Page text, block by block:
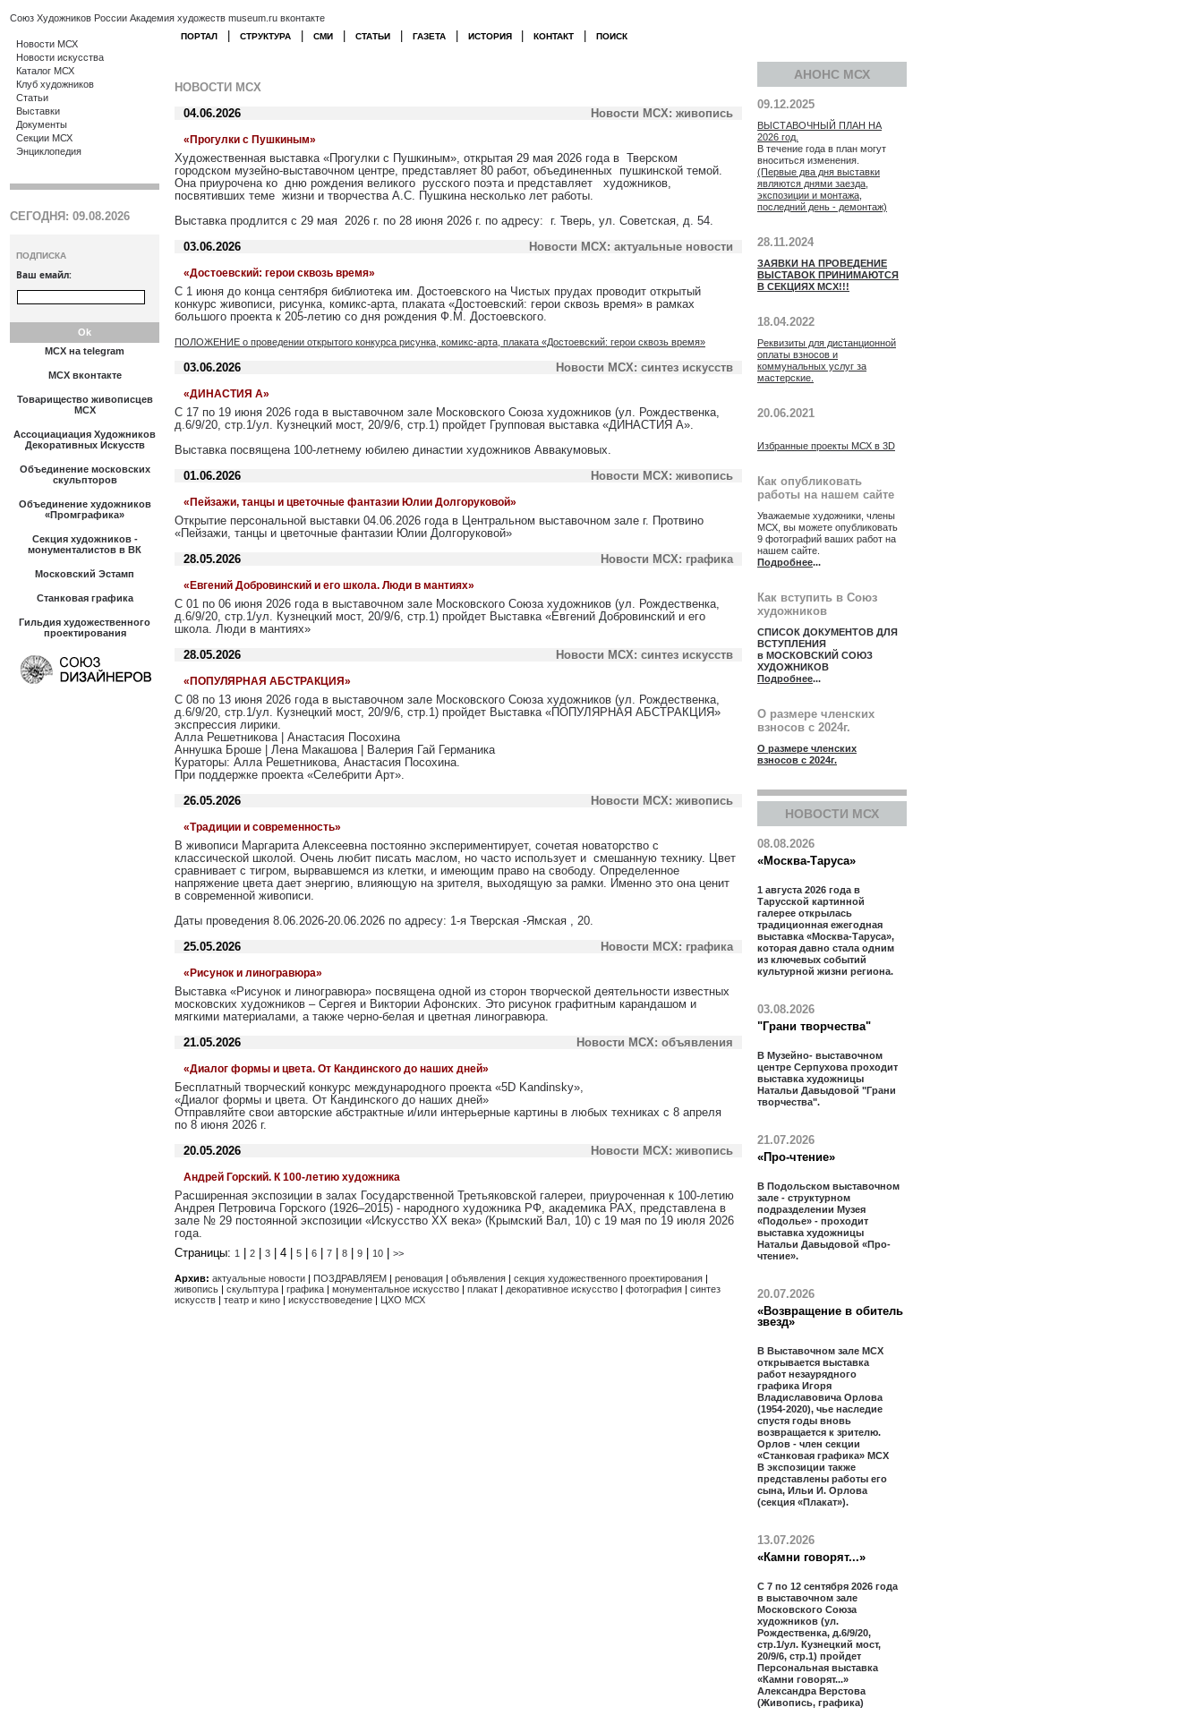
Союз Художников России Академия художеств museum.ru вконтакте
Новости МСХ
Новости искусства
Каталог МСХ
Клуб художников
Статьи
Выставки
Документы
Секции МСХ
Энциклопедия
СЕГОДНЯ: 09.08.2026
ПОДПИСКА
Ваш емайл:
МСХ на telegram
МСХ вконтакте
Товарищество живописцев
МСХ
Ассоциациация Художников
Декоративных Искусств
Объединение московских
скульпторов
Объединение художников
«Промграфика»
Секция художников -
монументалистов в ВК
Московский Эстамп
Станковая графика
Гильдия художественного
проектирования
ПОРТАЛ СТРУКТУРА СМИ СТАТЬИ ГАЗЕТА ИСТОРИЯ КОНТАКТ ПОИСК
НОВОСТИ МСХ
04.06.2026
Новости МСХ: живопись
«Прогулки с Пушкиным»
Художественная выставка «Прогулки с Пушкиным», открытая 29 мая 2026 года в Тверском
городском музейно-выставочном центре, представляет 80 работ, объединенных пушкинской темой.
Она приурочена ко дню рождения великого русского поэта и представляет художников,
посвятивших теме жизни и творчества А.С. Пушкина несколько лет работы.
Выставка продлится с 29 мая 2026 г. по 28 июня 2026 г. по адресу: г. Тверь, ул. Советская, д. 54.
03.06.2026
Новости МСХ: актуальные новости
«Достоевский: герои сквозь время»
С 1 июня до конца сентября библиотека им. Достоевского на Чистых прудах проводит открытый
конкурс живописи, рисунка, комикс-арта, плаката «Достоевский: герои сквозь время» в рамках
большого проекта к 205-летию со дня рождения Ф.М. Достоевского.
ПОЛОЖЕНИЕ о проведении открытого конкурса рисунка, комикс-арта, плаката «Достоевский: герои сквозь время»
03.06.2026 Новости МСХ: синтез искусств
«ДИНАСТИЯ А»
С 17 по 19 июня 2026 года в выставочном зале Московского Союза художников (ул. Рождественка,
д.6/9/20, стр.1/ул. Кузнецкий мост, 20/9/6, стр.1) пройдет Групповая выставка «ДИНАСТИЯ А».
Выставка посвящена 100-летнему юбилею династии художников Аввакумовых.
01.06.2026
Новости МСХ: живопись
«Пейзажи, танцы и цветочные фантазии Юлии Долгоруковой»
Открытие персональной выставки 04.06.2026 года в Центральном выставочном зале г. Протвино
«Пейзажи, танцы и цветочные фантазии Юлии Долгоруковой»
28.05.2026
Новости МСХ: графика
«Евгений Добровинский и его школа. Люди в мантиях»
С 01 по 06 июня 2026 года в выставочном зале Московского Союза художников (ул. Рождественка,
д.6/9/20, стр.1/ул. Кузнецкий мост, 20/9/6, стр.1) пройдет Выставка «Евгений Добровинский и его
школа. Люди в мантиях»
28.05.2026
Новости МСХ: синтез искусств
«ПОПУЛЯРНАЯ АБСТРАКЦИЯ»
С 08 по 13 июня 2026 года в выставочном зале Московского Союза художников (ул. Рождественка,
д.6/9/20, стр.1/ул. Кузнецкий мост, 20/9/6, стр.1) пройдет Выставка «ПОПУЛЯРНАЯ АБСТРАКЦИЯ»
экспрессия лирики.
Алла Решетникова | Анастасия Посохина
Аннушка Броше | Лена Макашова | Валерия Гай Германика
Кураторы: Алла Решетникова, Анастасия Посохина.
При поддержке проекта «Селебрити Арт».
26.05.2026
Новости МСХ: живопись
«Традиции и современность»
В живописи Маргарита Алексеевна постоянно экспериментирует, сочетая новаторство с
классической школой. Очень любит писать маслом, но часто использует и смешанную технику. Цвет
сравнивает с тигром, вырвавшемся из клетки, и имеющим право на свободу. Определенное
напряжение цвета дает энергию, влияющую на зрителя, выходящую за рамки. Именно это она ценит
в современной живописи.
Даты проведения 8.06.2026-20.06.2026 по адресу: 1-я Тверская -Ямская , 20.
25.05.2026
Новости МСХ: графика
«Рисунок и линогравюра»
Выставка «Рисунок и линогравюра» посвящена одной из сторон творческой деятельности известных
московских художников – Сергея и Виктории Афонских. Это рисунок графитным карандашом и
мягкими материалами, а также черно-белая и цветная линогравюра.
21.05.2026
Новости МСХ: объявления
«Диалог формы и цвета. От Кандинского до наших дней»
Бесплатный творческий конкурс международного проекта «5D Kandinsky»,
«Диалог формы и цвета. От Кандинского до наших дней»
Отправляйте свои авторские абстрактные и/или интерьерные картины в любых техниках с 8 апреля
по 8 июня 2026 г.
20.05.2026
Новости МСХ: живопись
Андрей Горский. К 100-летию художника
Расширенная экспозиции в залах Государственной Третьяковской галереи, приуроченная к 100-летию
Андрея Петровича Горского (1926–2015) - народного художника РФ, академика РАХ, представлена в
зале № 29 постоянной экспозиции «Искусство ХХ века» (Крымский Вал, 10) с 19 мая по 19 июля 2026
года.
Страницы: 1 2 3 | 4 | 5 6 7 8 9 10 >>
Архив: актуальные новости | ПОЗДРАВЛЯЕМ | реновация | объявления | секция художественного проектирования |
живопись | скульптура | графика | монументальное искусство | плакат | декоративное искусство | фотография | синтез
искусств | театр и кино | искусствоведение | ЦХО МСХ
АНОНС МСХ
09.12.2025
ВЫСТАВОЧНЫЙ ПЛАН НА
2026 год.
В течение года в план могут
вноситься изменения.
(Первые два дня выставки
являются днями заезда,
экспозиции и монтажа,
последний день - демонтаж)
28.11.2024
ЗАЯВКИ НА ПРОВЕДЕНИЕ
ВЫСТАВОК ПРИНИМАЮТСЯ
В СЕКЦИЯХ МСХ!!!
18.04.2022
Реквизиты для дистанционной
оплаты взносов и
коммунальных услуг за
мастерские.
20.06.2021
Избранные проекты МСХ в 3D
Как опубликовать
работы на нашем сайте
Уважаемые художники, члены
МСХ, вы можете опубликовать
9 фотографий ваших работ на
нашем сайте.
Подробнее...
Как вступить в Союз
художников
СПИСОК ДОКУМЕНТОВ ДЛЯ
ВСТУПЛЕНИЯ
в МОСКОВСКИЙ СОЮЗ
ХУДОЖНИКОВ
Подробнее...
О размере членских
взносов с 2024г.
О размере членских
взносов с 2024г.
НОВОСТИ МСХ
08.08.2026
«Москва-Таруса»
1 августа 2026 года в
Тарусcкой картинной
галерее открылась
традиционная ежегодная
выставка «Москва-Таруса»,
которая давно стала одним
из ключевых событий
культурной жизни региона.
03.08.2026
"Грани творчества"
В Музейно- выставочном
центре Серпухова проходит
выставка художницы
Натальи Давыдовой "Грани
творчества".
21.07.2026
«Про-чтение»
В Подольском выставочном
зале - структурном
подразделении Музея
«Подолье» - проходит
выставка художницы
Натальи Давыдовой «Про-
чтение».
20.07.2026
«Возвращение в обитель
звезд»
В Выставочном зале МСХ
открывается выставка
работ незаурядного
графика Игоря
Владиславовича Орлова
(1954-2020), чье наследие
спустя годы вновь
возвращается к зрителю.
Орлов - член секции
«Станковая графика» МСХ
В экспозиции также
представлены работы его
сына, Ильи И. Орлова
(секция «Плакат»).
13.07.2026
«Камни говорят...»
С 7 по 12 сентября 2026 года
в выставочном зале
Московского Союза
художников (ул.
Рождественка, д.6/9/20,
стр.1/ул. Кузнецкий мост,
20/9/6, стр.1) пройдет
Персональная выставка
«Камни говорят...»
Александра Верстова
(Живопись, графика)